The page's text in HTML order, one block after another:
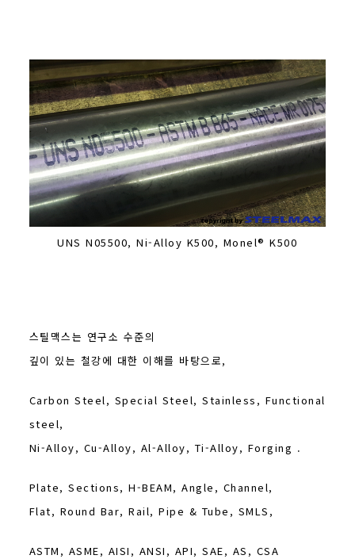
UNS N05500, Ni-Alloy K500, Monel® K500
스틸맥스는 연구소 수준의
깊이 있는 철강에 대한 이해를 바탕으로,
Carbon Steel, Special Steel, Stainless, Functional
steel,
Ni-Alloy, Cu-Alloy, Al-Alloy, Ti-Alloy, Forging .
Plate, Sections, H-BEAM, Angle, Channel,
Flat, Round Bar, Rail, Pipe & Tube, SMLS,
ASTM, ASME, AISI, ANSI, API, SAE, AS, CSA